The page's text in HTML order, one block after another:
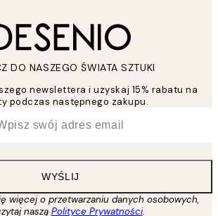
DO NASZEGO ŚWIATA SZTUKI
newslettera i uzyskaj 15% rabatu na
podczas następnego zakupu.
WYŚLIJ
więcej o przetwarzaniu danych osobowych,
naszą Polityce Prywatności.